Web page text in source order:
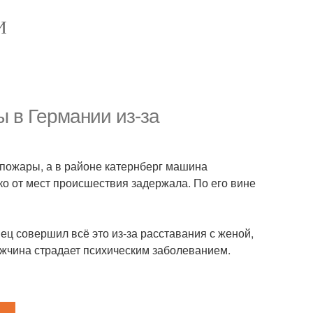
в Германии из-за
а в районе катернберг машина
от мест происшествия задержала. По его вине
совершил всё это из-за расставания с женой,
страдает психическим заболеванием.